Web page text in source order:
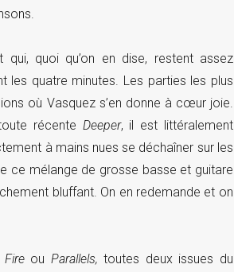
quoi qu’on en dise, restent assez
les quatre minutes. Les parties les plus
où Vasquez s’en donne à cœur joie.
récente Deeper, il est littéralement
à mains nues se déchaîner sur les
ce mélange de grosse basse et guitare
bluffant. On en redemande et on
ou Parallels, toutes deux issues du